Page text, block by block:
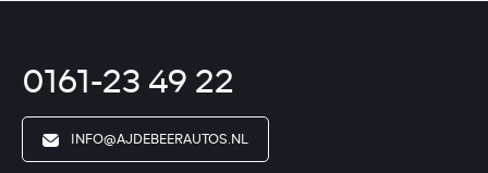
0161-23 49 22
INFO@AJDEBEERAUTOS.NL